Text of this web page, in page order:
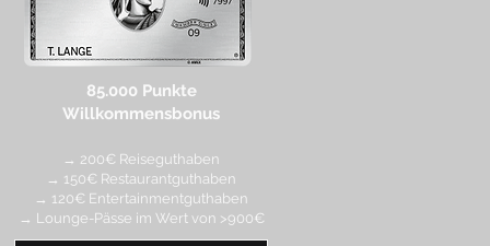
85.000 Punkte
Willkommensbonus
→ 200€ Reiseguthaben
→ 150€ Restaurantguthaben
→ 120€ Entertainmentguthaben
→ Lounge-Pässe im Wert von >900€